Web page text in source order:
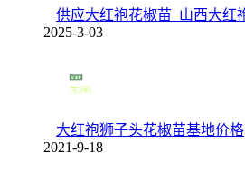
供应大红袍花椒苗_山西大红
2025-3-03
大红袍狮子头花椒苗基地价格
2021-9-18